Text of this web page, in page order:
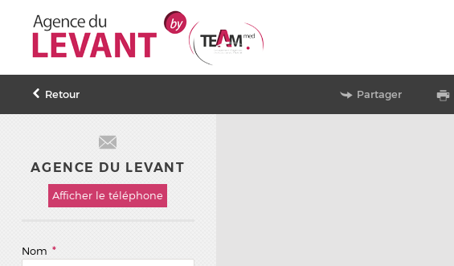
Retour Partager
AGENCE DU LEVANT
Afficher le téléphone
Nom *